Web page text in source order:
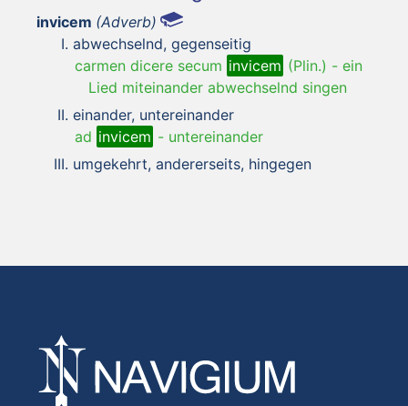
invicem (Adverb)
abwechselnd, gegenseitig
carmen dicere secum invicem (Plin.) - ein
Lied miteinander abwechselnd singen
einander, untereinander
ad invicem - untereinander
umgekehrt, andererseits, hingegen